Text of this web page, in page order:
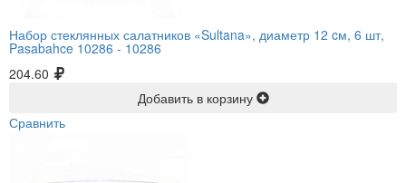
Набор стеклянных салатников «Sultana», диаметр 12 cм, 6 шт,
Pasabahce 10286 - 10286
204.60
Добавить в корзину
Сравнить